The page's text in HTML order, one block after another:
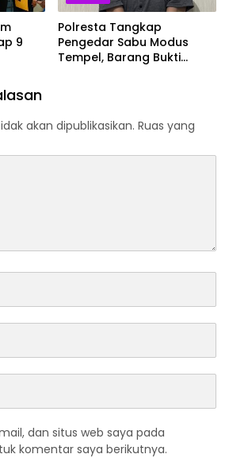
9
Polresta Tangkap
Pengedar Sabu Modus
Tempel, Barang Bukti
akan dipublikasikan. Ruas yang
dan situs web saya pada
komentar saya berikutnya.